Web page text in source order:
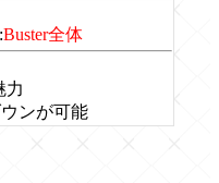
Buster全体
力
ンが可能